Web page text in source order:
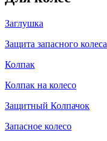
Заглушка
Защита запасного колеса
Колпак
Колпак на колесо
Защитный Колпачок
Запасное колесо